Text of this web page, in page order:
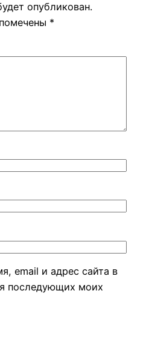
опубликован.
*
email и адрес сайта в
последующих моих